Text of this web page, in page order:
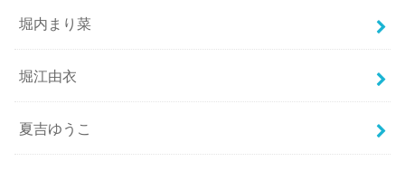
堀内まり菜
堀江由衣
夏吉ゆうこ